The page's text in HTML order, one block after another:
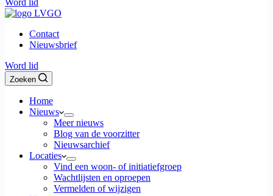
Word lid
Contact
Nieuwsbrief
Word lid
Zoeken
Home
Nieuws
Meer nieuws
Blog van de voorzitter
Nieuwsarchief
Locaties
Vind een woon- of initiatiefgroep
Wachtlijsten en oproepen
Vermelden of wijzigen